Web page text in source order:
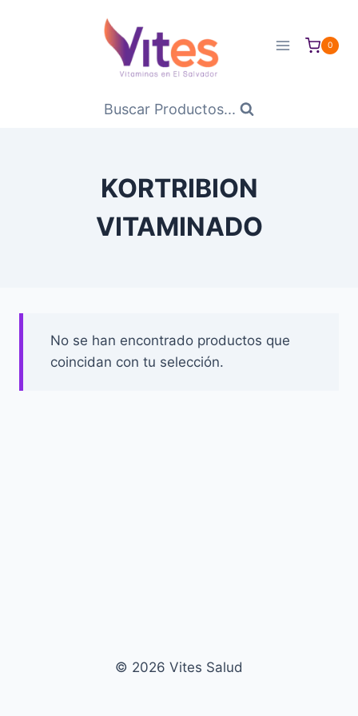
0
Buscar Productos...
KORTRIBION
VITAMINADO
No se han encontrado productos que
coincidan con tu selección.
© 2026 Vites Salud